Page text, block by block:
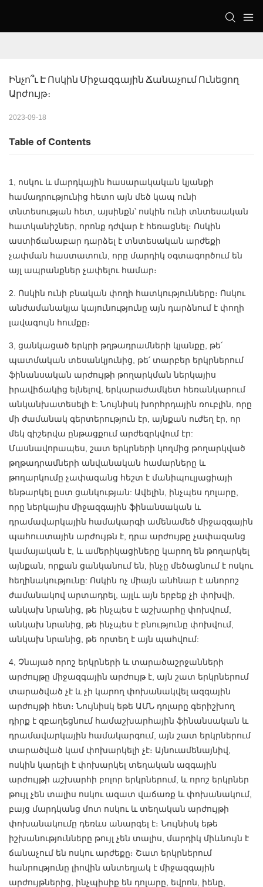
Ինչո՞ւ Է Ոսկին Միջազգային Ճանաչում Ունեցող
Արժույթ։
2023-09-18
Table of Contents
1, ոսկու և մարդկային հասարակական կյանքի
համադրությունից հետո այն մեծ կապ ունի
տնտեսության հետ, այսինքն՝ ոսկին ունի տնտեսական
հատկանիշներ, որոնք դժվար է հեռացնել։ Ոսկին
աստիճանաբար դարձել է տնտեսական արժեքի
չափման հաստատուն, որը մարդիկ օգտագործում են
այլ ապրանքներ չափելու համար։
2. Ոսկին ունի բնական փողի հատկությունները։ Ոսկու
անժամանակյա կայունությունը այն դարձնում է փողի
լավագույն հումքը։
3, ցանկացած երկրի թղթադրամների կյանքը, թե՛
պատմական տեսանկյունից, թե՛ տարբեր երկրներում
ֆինանսական արժույթի թողարկման ներկայիս
իրավիճակից ելնելով, երկարաժամկետ հեռանկարում
անկանխատեսելի է: Նույնիսկ խորհրդային ռուբլին, որը
մի ժամանակ գերտերություն էր, այնքան ուժեղ էր, որ
մեկ գիշերվա ընթացքում արժեզրկվում էր:
Մասնավորապես, շատ երկրների կողմից թողարկված
թղթադրամների անվանական համարները և
թողարկումը չափազանց հեշտ է մանիպուլյացիայի
ենթարկել ըստ ցանկության: Ավելին, ինչպես դոլարը,
որը ներկայիս միջազգային ֆինանսական և
դրամավարկային համակարգի ամենամեծ միջազգային
պահուստային արժույթն է, դրա արժույթը չափազանց
կամայական է, և ամերիկացիները կարող են թողարկել
այնքան, որքան ցանկանում են, ինչը մեծացնում է ոսկու
հեղինակությունը: Ոսկին ոչ միայն անհնար է անորոշ
ժամանակով արտադրել, այլև այն երբեք չի փոխվի,
անկախ նրանից, թե ինչպես է աշխարհը փոխվում,
անկախ նրանից, թե ինչպես է բնությունը փոխվում,
անկախ նրանից, թե որտեղ է այն պահվում:
4, Չնայած որոշ երկրների և տարածաշրջանների
արժույթը միջազգային արժույթ է, այն շատ երկրներում
տարածված չէ և չի կարող փոխանակվել ազգային
արժույթի հետ։ Նույնիսկ եթե ԱՄՆ դոլարը գերիշխող
դիրք է զբաղեցնում համաշխարհային ֆինանսական և
դրամավարկային համակարգում, այն շատ երկրներում
տարածված կամ փոխարկելի չէ։ Այնուամենայնիվ,
ոսկին կարելի է փոխարկել տեղական ազգային
արժույթի աշխարհի բոլոր երկրներում, և որոշ երկրներ
թույլ չեն տալիս ոսկու ազատ վաճառք և փոխանակում,
բայց մարդկանց մոտ ոսկու և տեղական արժույթի
փոխանակումը դեռևս անարգել է։ Նույնիսկ եթե
իշխանությունները թույլ չեն տալիս, մարդիկ միևնույն է
ճանաչում են ոսկու արժեքը։ Շատ երկրներում
հանրությունը լիովին անտեղյակ է միջազգային
արժույթներից, ինչպիսիք են դոլարը, եվրոն, իենը,